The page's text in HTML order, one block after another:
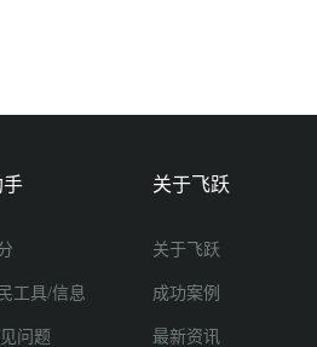
手
工具/信息
问题
关于飞跃
关于飞跃
成功案例
最新资讯